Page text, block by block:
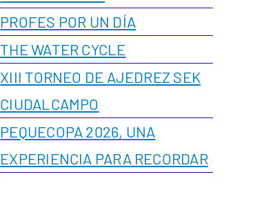
PROFES POR UN DÍA
THE WATER CYCLE
XIII TORNEO DE AJEDREZ SEK
CIUDALCAMPO
PEQUECOPA 2026, UNA
EXPERIENCIA PARA RECORDAR